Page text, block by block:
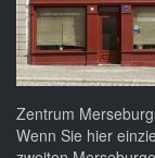
Zentrum
Wenn Sie hier